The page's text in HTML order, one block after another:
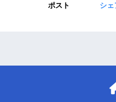
ポスト シェ